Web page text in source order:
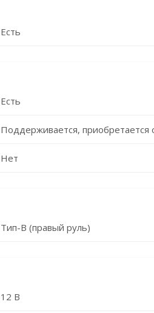
Есть
Есть
Поддерживается, приобретается
Нет
Тип-B (правый руль)
12 В